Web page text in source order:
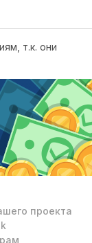
т.к. они
проекта